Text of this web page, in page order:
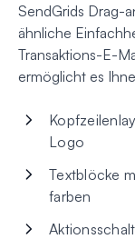
SendGrids Drag-
ähnliche
Transaktions-E-
ermöglicht es
Logo
Textblöcke
farben